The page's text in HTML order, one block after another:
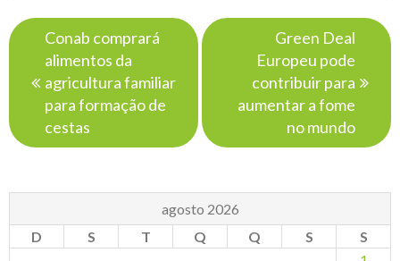
Navegação
de
Post
Conab comprará
alimentos da
agricultura familiar
para formação de
cestas
Green Deal
Europeu pode
contribuir para
aumentar a fome
no mundo
agosto 2026
D
S T Q Q S
S